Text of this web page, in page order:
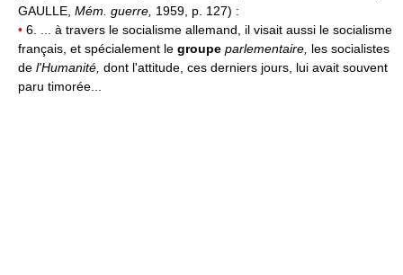
GAULLE, Mém. guerre, 1959, p. 127) :
• 6. ... à travers le socialisme allemand, il visait aussi le socialisme
français, et spécialement le groupe parlementaire, les socialistes
de l'Humanité, dont l'attitude, ces derniers jours, lui avait souvent
paru timorée...